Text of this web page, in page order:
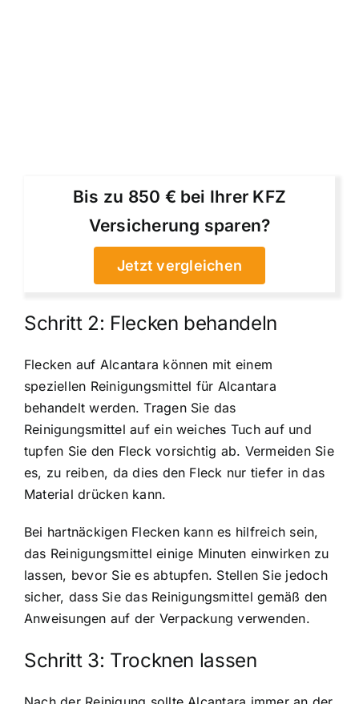
Bis zu 850 € bei Ihrer KFZ
Versicherung sparen?
Jetzt vergleichen
Schritt 2: Flecken behandeln
Flecken auf Alcantara können mit einem
speziellen Reinigungsmittel für Alcantara
behandelt werden. Tragen Sie das
Reinigungsmittel auf ein weiches Tuch auf und
tupfen Sie den Fleck vorsichtig ab. Vermeiden Sie
es, zu reiben, da dies den Fleck nur tiefer in das
Material drücken kann.
Bei hartnäckigen Flecken kann es hilfreich sein,
das Reinigungsmittel einige Minuten einwirken zu
lassen, bevor Sie es abtupfen. Stellen Sie jedoch
sicher, dass Sie das Reinigungsmittel gemäß den
Anweisungen auf der Verpackung verwenden.
Schritt 3: Trocknen lassen